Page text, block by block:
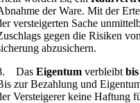
der Ware. Mit der
ver­stei­gerten Sache
gegen die Risiken
ab­zu­sichern.
Das Eigentum verbleibt
zur Bezahlung und
Ver­steigerer keine Haftung